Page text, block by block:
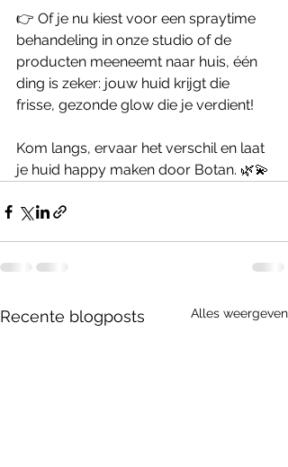
👉 Of je nu kiest voor een spraytime
behandeling in onze studio of de
producten meeneemt naar huis, één
ding is zeker: jouw huid krijgt die
frisse, gezonde glow die je verdient!
Kom langs, ervaar het verschil en laat
je huid happy maken door Botan. 🌿💫
Recente blogposts Alles weergeven